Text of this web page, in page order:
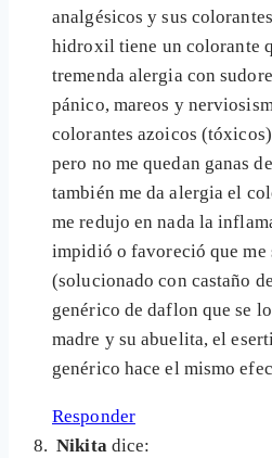
analgésicos y sus
hidroxil tiene un colorante
tremenda alergia con
pánico, mareos y
colorantes azoicos
pero no me quedan ganas
también me da alergia el
me redujo en nada la
impidió o favoreció que me
(solucionado con castaño
genérico de daflon que se
madre y su abuelita, el
genérico hace el mismo
Responder
Nikita dice: